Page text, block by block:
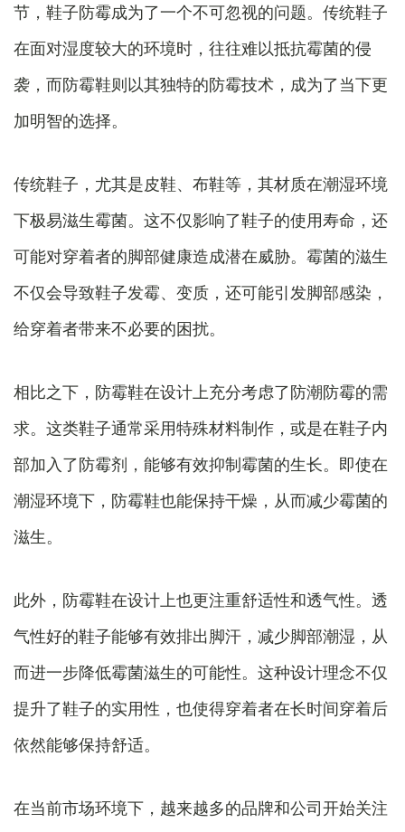
节，鞋子防霉成为了一个不可忽视的问题。传统鞋子
在面对湿度较大的环境时，往往难以抵抗霉菌的侵
袭，而防霉鞋则以其独特的防霉技术，成为了当下更
加明智的选择。
传统鞋子，尤其是皮鞋、布鞋等，其材质在潮湿环境
下极易滋生霉菌。这不仅影响了鞋子的使用寿命，还
可能对穿着者的脚部健康造成潜在威胁。霉菌的滋生
不仅会导致鞋子发霉、变质，还可能引发脚部感染，
给穿着者带来不必要的困扰。
相比之下，防霉鞋在设计上充分考虑了防潮防霉的需
求。这类鞋子通常采用特殊材料制作，或是在鞋子内
部加入了防霉剂，能够有效抑制霉菌的生长。即使在
潮湿环境下，防霉鞋也能保持干燥，从而减少霉菌的
滋生。
此外，防霉鞋在设计上也更注重舒适性和透气性。透
气性好的鞋子能够有效排出脚汗，减少脚部潮湿，从
而进一步降低霉菌滋生的可能性。这种设计理念不仅
提升了鞋子的实用性，也使得穿着者在长时间穿着后
依然能够保持舒适。
在当前市场环境下，越来越多的品牌和公司开始关注